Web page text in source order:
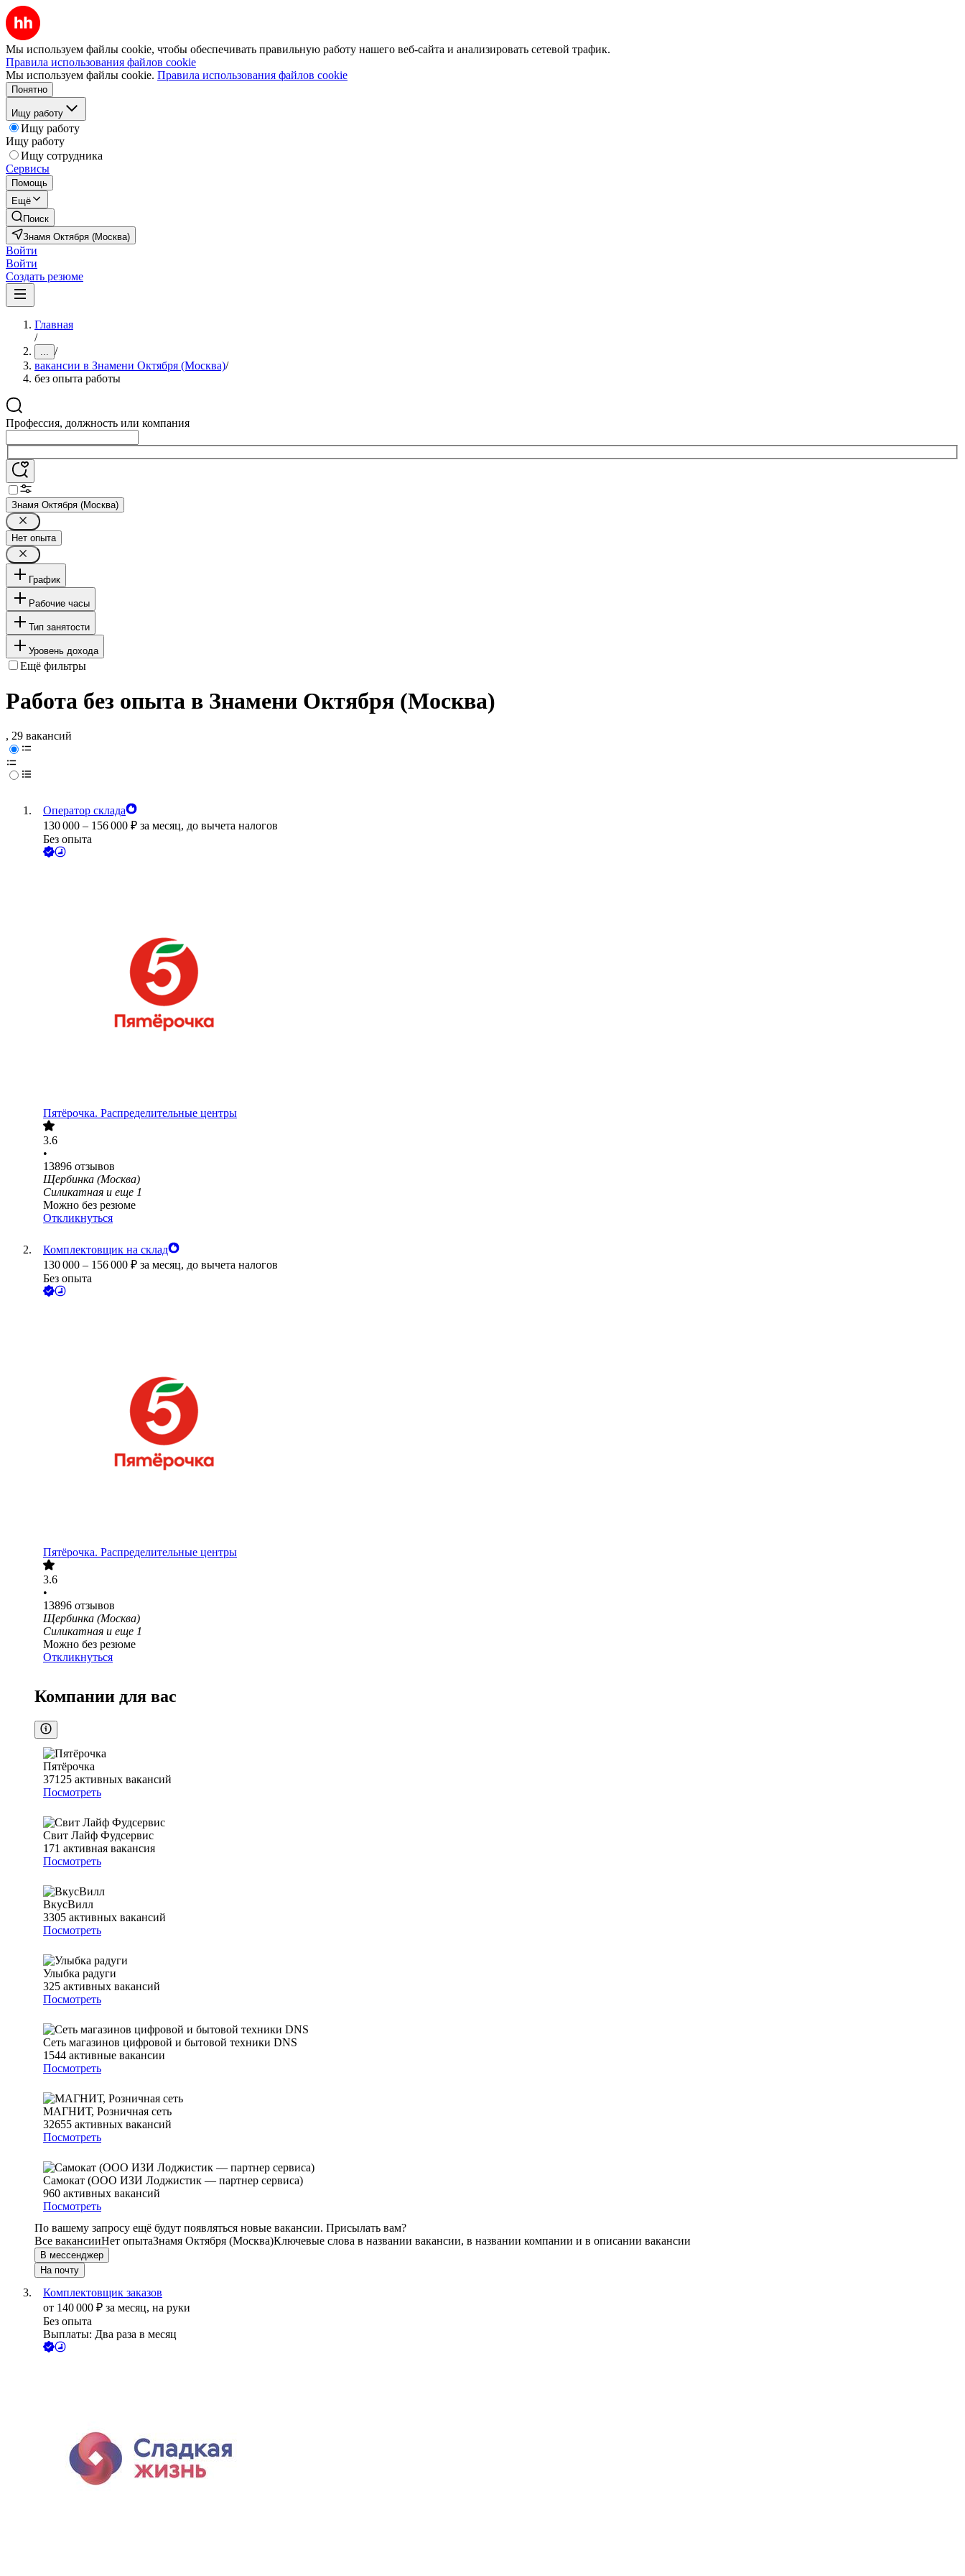
Мы используем файлы cookie, чтобы обеспечивать правильную работу нашего веб-сайта и анализировать сетевой трафик.
Правила использования файлов cookie
Мы используем файлы cookie. Правила использования файлов cookie
Понятно
Ищу работу
Ищу работу
Ищу работу
Ищу сотрудника
Сервисы
Помощь
Ещё
Поиск
Знамя Октября (Москва)
Войти
Войти
Создать резюме
Главная
/
... /
вакансии в Знамени Октября (Москва)/
без опыта работы
Профессия, должность или компания
Знамя Октября (Москва)
Нет опыта
График
Рабочие часы
Тип занятости
Уровень дохода
Ещё фильтры
Работа без опыта в Знамени Октября (Москва)
, 29 вакансий
Оператор склада
130 000 – 156 000 ₽ за месяц, до вычета налогов
Без опыта
Пятёрочка. Распределительные центры
3.6
•
13896 отзывов
Щербинка (Москва)
Силикатная и еще 1
Можно без резюме
Откликнуться
Комплектовщик на склад
130 000 – 156 000 ₽ за месяц, до вычета налогов
Без опыта
Пятёрочка. Распределительные центры
3.6
•
13896 отзывов
Щербинка (Москва)
Силикатная и еще 1
Можно без резюме
Откликнуться
Компании для вас
Пятёрочка
37125 активных вакансий
Посмотреть
Свит Лайф Фудсервис
171 активная вакансия
Посмотреть
ВкусВилл
3305 активных вакансий
Посмотреть
Улыбка радуги
325 активных вакансий
Посмотреть
Сеть магазинов цифровой и бытовой техники DNS
1544 активные вакансии
Посмотреть
МАГНИТ, Розничная сеть
32655 активных вакансий
Посмотреть
Самокат (ООО ИЗИ Лоджистик — партнер сервиса)
960 активных вакансий
Посмотреть
По вашему запросу ещё будут появляться новые вакансии. Присылать вам?
Все вакансииНет опытаЗнамя Октября (Москва)Ключевые слова в названии вакансии, в названии компании и в описании вакансии
В мессенджер
На почту
Комплектовщик заказов
от 140 000 ₽ за месяц, на руки
Без опыта
Выплаты: Два раза в месяц